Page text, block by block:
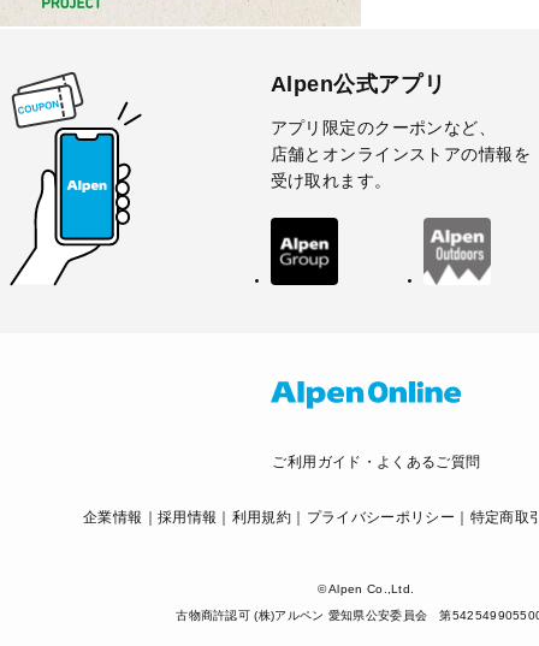
Alpen公式アプリ
アプリ限定のクーポンなど、
店舗とオンラインストアの情報を
受け取れます。
ご利用ガイド・よくあるご質問
企業情報 採用情報 利用規約 プライバシーポリシー 特定商取
© Alpen Co.,Ltd.
古物商許認可 (株)アルペン 愛知県公安委員会 第